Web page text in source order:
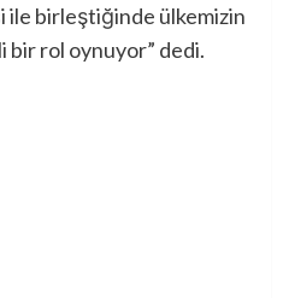
ile birleştiğinde ülkemizin
bir rol oynuyor” dedi.